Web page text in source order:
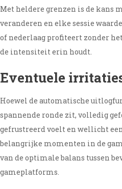
Met heldere grenzen is de kans
veranderen en elke sessie
of nederlaag profiteert zonder
de intensiteit erin houdt.
Eventuele
Hoewel de automatische
spannende ronde zit, volledig
gefrustreerd voelt en wellicht
belangrijke momenten in de
van de optimale balans tussen
gameplatforms.